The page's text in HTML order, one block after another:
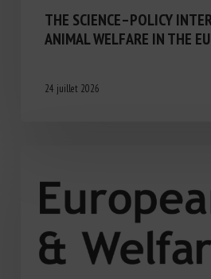
THE SCIENCE–POLICY
ANIMAL WELFARE IN THE EU
24 juillet 2026